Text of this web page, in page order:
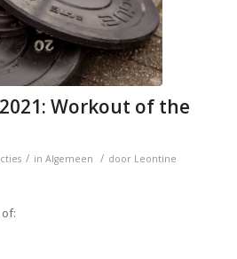
Workout of the
/ in Algemeen / door Leontine